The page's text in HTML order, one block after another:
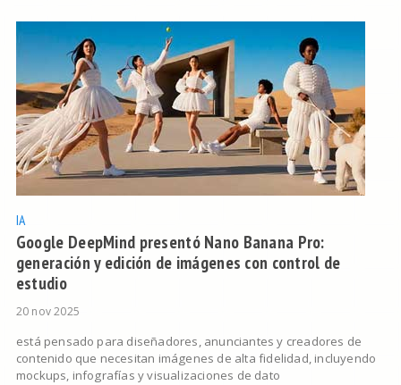
IA
Google DeepMind presentó Nano Banana Pro:
generación y edición de imágenes con control de
estudio
20 nov 2025
está pensado para diseñadores, anunciantes y creadores de
contenido que necesitan imágenes de alta fidelidad, incluyendo
mockups, infografías y visualizaciones de dato